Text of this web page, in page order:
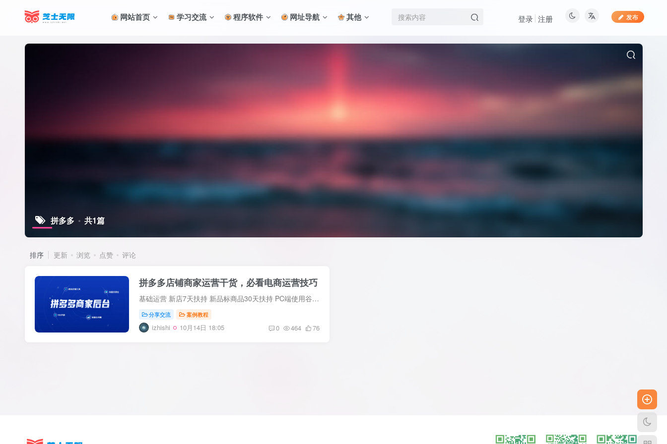
网站首页 学习交流 程序软件 网址导航 其他 发布
登录 注册
拼多多 共1篇
排序 更新 浏览 点赞 评论
拼多多店铺商家运营干货，必看电商运营技巧
基础运营 新店7天扶持 新品标商品30天扶持 PC端使用谷歌浏览器访问商家后台 销售价格设定30-100之间（服装） 利润率30%以上 平台记录最低价格，下次活动时平台按最低价上架 收货后返现使用“小...
分享交流 案例教程
izhishi 10月14日 18:05 0 464 76